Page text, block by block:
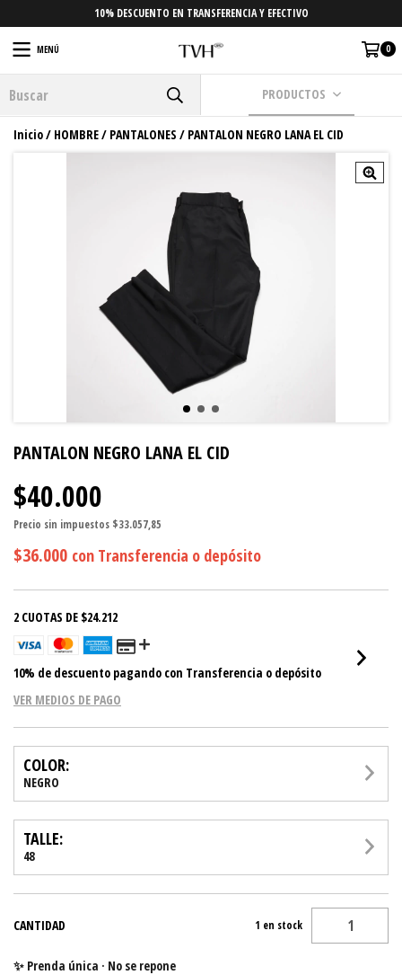
10% DESCUENTO EN TRANSFERENCIA Y EFECTIVO
MENÚ 0
PRODUCTOS
Inicio/ HOMBRE/ PANTALONES / PANTALON NEGRO LANA EL CID
PANTALON NEGRO LANA EL CID
$40.000
Precio sin impuestos $33.057,85
$36.000 con Transferencia o depósito
2 CUOTAS DE $24.212
10% de descuento pagando con Transferencia o depósito
VER MEDIOS DE PAGO
COLOR:
NEGRO
TALLE:
48
CANTIDAD 1 en stock
✨ Prenda única · No se repone